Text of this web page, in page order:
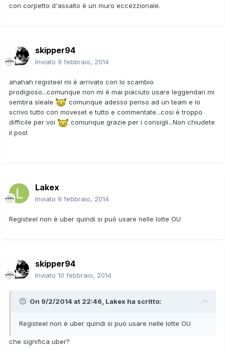
con corpetto d'assalto è un muro eccezzionale.
skipper94
Inviato 9 febbraio, 2014
ahahah registeel mi è arrivato con lo scambio
prodigioso...comunque non mi è mai piaciuto usare leggendari mi
sembra sleale
comunque adesso penso ad un team e lo
scrivo tutto con moveset e tutto e commentate...cosi è troppo
difficile per voi
comunque grazie per i consigli...Non chiudete
il post
Lakex
Inviato 9 febbraio, 2014
Registeel non è uber quindi si può usare nelle lotte OU
skipper94
Inviato 10 febbraio, 2014
On 9/2/2014 at 22:46, Lakex ha scritto:
Registeel non è uber quindi si può usare nelle lotte OU
che significa uber?